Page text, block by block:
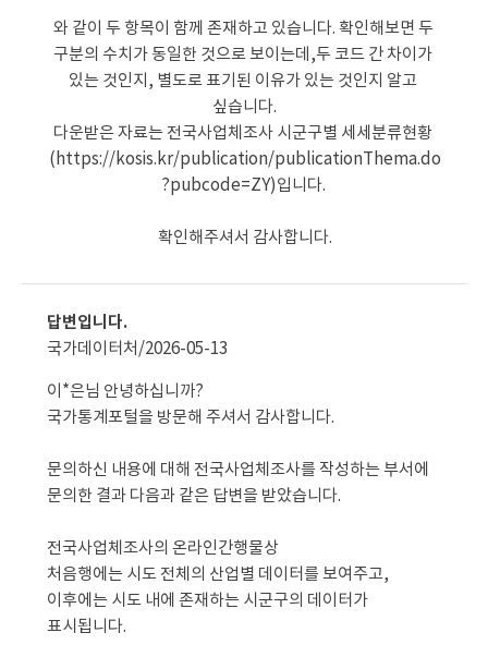
와 같이 두 항목이 함께 존재하고 있습니다. 확인해보면 두
구분의 수치가 동일한 것으로 보이는데,두 코드 간 차이가
있는 것인지, 별도로 표기된 이유가 있는 것인지 알고
싶습니다.
다운받은 자료는 전국사업체조사 시군구별 세세분류현황
(https://kosis.kr/publication/publicationThema.do
?pubcode=ZY)입니다.
확인해주셔서 감사합니다.
답변입니다.
국가데이터처/2026-05-13
이*은님 안녕하십니까?
국가통계포털을 방문해 주셔서 감사합니다.
문의하신 내용에 대해 전국사업체조사를 작성하는 부서에
문의한 결과 다음과 같은 답변을 받았습니다.
전국사업체조사의 온라인간행물상
처음행에는 시도 전체의 산업별 데이터를 보여주고,
이후에는 시도 내에 존재하는 시군구의 데이터가
표시됩니다.